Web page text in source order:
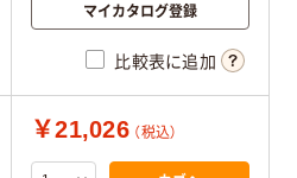
マイカタログ登録
比較表に追加
￥21,026 （税込）